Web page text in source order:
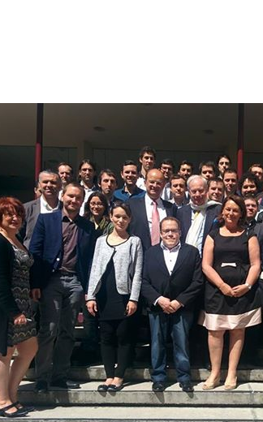
Detention of Enes Hocaoğulları
SECGEN,17 AUG ’25
Support for LYMEC and ALDE
party
SECGEN,4 MAR ’25
YDE fully supports
President Zelensky
and the Ukrainian
heroes
SECGEN,1 MAR ’25